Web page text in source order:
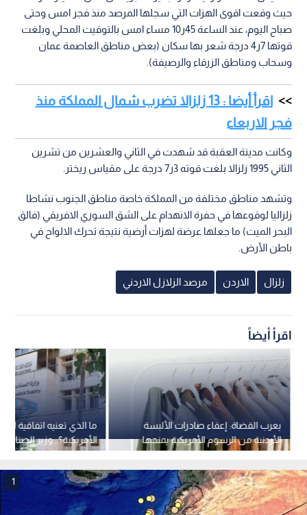
حيث وقعت اقوى الهزات التي سجلها المرصد منذ فجر امس وحتى
صباح اليوم، عند الساعة 45ر10 مساء امس بالتوقيت المحلي وبلغت
قوتها 7ر4 درجة شعر بها سكان (بعض مناطق العاصمة عمان
وسحاب ومناطق الزرقاء والرصيفة).
اقرأ أيضا : 13 زلزالا تضرب شمال المملكة منذ
فجر الاربعاء
وكانت مدينة العقبة قد شهدت في الثاني والعشرين من تشرين
الثاني 1995 زلزالا بلغت قوته 3ر7 درجة على مقياس ريختر.
وتشهد مناطق مختلفة من المملكة خاصة مناطق الجنوب نشاطا
زلزاليا لوقوعها في حفرة الانهدام على الشق السوري الافريقي (فالق
البحر الميت) ما جعلها عرضة لهزات أرضية نتيجة تحرك الالواح في
باطن الأرض.
زلزال الاردن مرصد الزلازل الاردني
اقرأ أيضاً
ما الذي تعنيه اتفاقية
الأمريكية؟.. وزير
نبض البلد
يعرب القضاة: إعفاء صادرات الألبسة
الأردنية من الرسوم الأمريكية يمنحها
ميزة تنافسية غير مسبوقة
1